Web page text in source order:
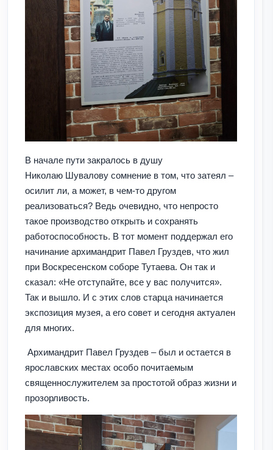
В начале пути закралось в душу
Николаю Шувалову сомнение в том, что затеял –
осилит ли, а может, в чем-то другом
реализоваться? Ведь очевидно, что непросто
такое производство открыть и сохранять
работоспособность. В тот момент поддержал его
начинание архимандрит Павел Груздев, что жил
при Воскресенском соборе Тутаева. Он так и
сказал: «Не отступайте, все у вас получится».
Так и вышло. И с этих слов старца начинается
экспозиция музея, а его совет и сегодня актуален
для многих.
Архимандрит Павел Груздев – был и остается в
ярославских местах особо почитаемым
священнослужителем за простотой образ жизни и
прозорливость.